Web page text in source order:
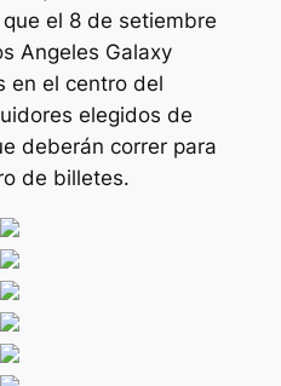
el 8 de setiembre
Angeles Galaxy
en el centro del
elegidos de
deberán correr para
de billetes.